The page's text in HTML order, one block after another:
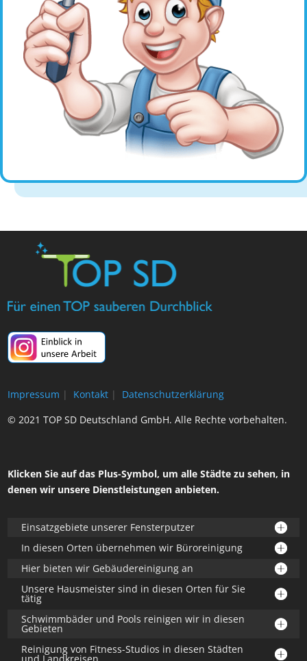
Impressum | Kontakt |
Datenschutzerklärung
© 2021 TOP SD Deutschland GmbH. Alle Rechte vorbehalten.
Klicken Sie auf das Plus-Symbol, um alle Städte zu sehen, in
denen wir unsere Dienstleistungen anbieten.
Einsatzgebiete unserer Fensterputzer
In diesen Orten übernehmen wir Büroreinigung
Hier bieten wir Gebäudereinigung an
Unsere Hausmeister sind in diesen Orten für Sie
tätig
Schwimmbäder und Pools reinigen wir in diesen
Gebieten
Reinigung von Fitness-Studios in diesen Städten
und Landkreisen